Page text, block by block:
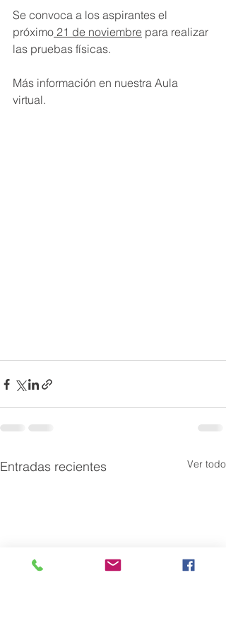
Se convoca a los aspirantes el
próximo 21 de noviembre para realizar
las pruebas físicas.
Más información en nuestra Aula
virtual.
Entradas recientes Ver todo